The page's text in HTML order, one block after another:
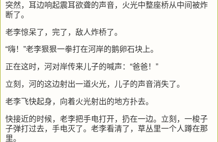
突然，耳边响起震耳欲聋的声音，火光中整座桥从中间被炸
断了。
老李惊呆了，完了，敌人炸桥了。
“嗨！”老李狠狠一拳打在河岸的鹅卵石块上。
正在这时，河对岸传来儿子的喊声：“爸爸！”
立刻，河的这边射出一道火光，儿子的声音消失了。
老李飞快起身，向着火光射出的地方扑去。
快接近的时候，老李把手电打开，扔在一边。立刻，一梭子
子弹打过去，手电灭了。老李看清了，草丛里一个人蹲在那
里。